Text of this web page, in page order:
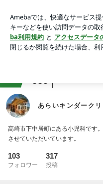
アプリをダウンロードして
ょう。
335
あらいキンダーク
高崎市下中居町にある小児科です
させていただいています。
103
フォロワー
317
投稿